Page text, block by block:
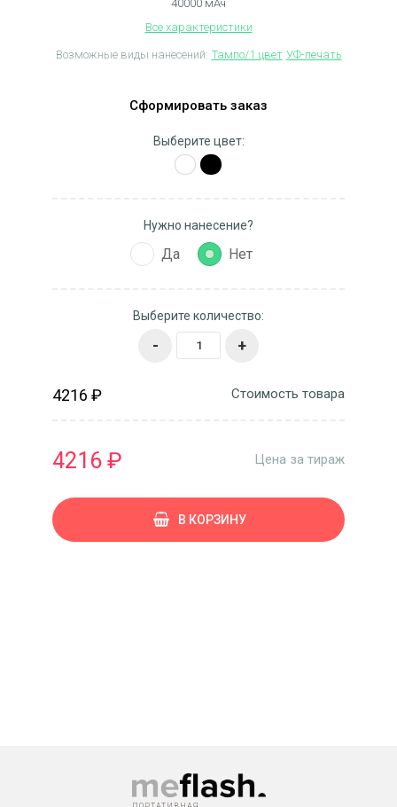
40000 мАч
Все характеристики
Возможные виды нанесений: Тампо/1 цвет УФ-печать
Сформировать заказ
Выберите цвет:
Нужно нанесение?
Да Нет
Выберите количество:
- +
4216 ₽ Стоимость товара
4216 ₽ Цена за тираж
В КОРЗИНУ